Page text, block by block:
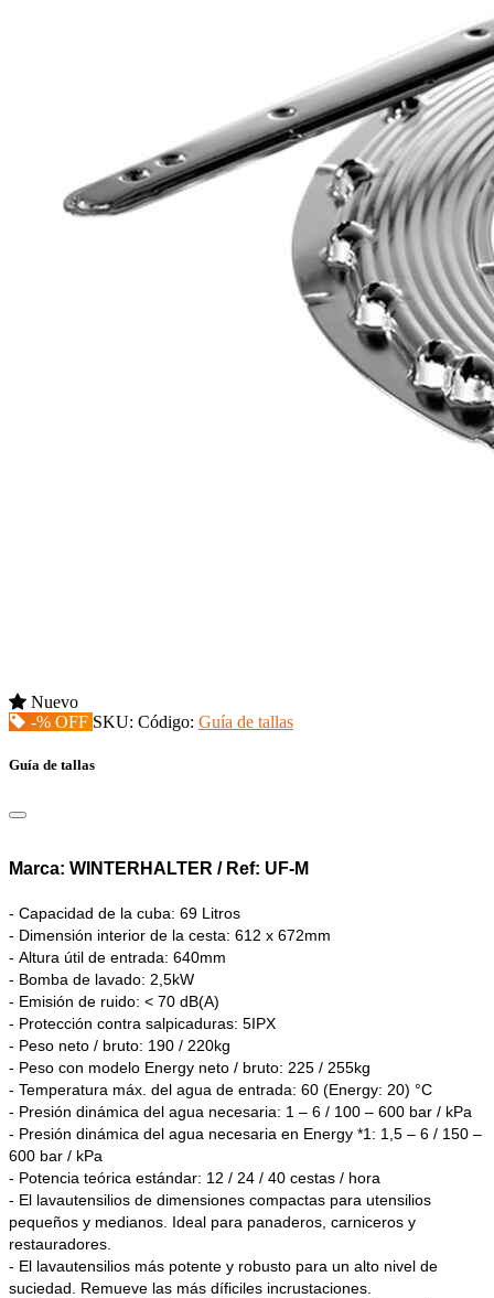
Nuevo
-% OFF SKU: Código: Guía de tallas
Guía de tallas
Marca: WINTERHALTER / Ref: UF-M
- Capacidad de la cuba: 69 Litros
- Dimensión interior de la cesta: 612 x 672mm
- Altura útil de entrada: 640mm
- Bomba de lavado: 2,5kW
- Emisión de ruido: < 70 dB(A)
- Protección contra salpicaduras: 5IPX
- Peso neto / bruto: 190 / 220kg
- Peso con modelo Energy neto / bruto: 225 / 255kg
- Temperatura máx. del agua de entrada: 60 (Energy: 20) °C
- Presión dinámica del agua necesaria: 1 – 6 / 100 – 600 bar / kPa
- Presión dinámica del agua necesaria en Energy *1: 1,5 – 6 / 150 –
600 bar / kPa
- Potencia teórica estándar: 12 / 24 / 40 cestas / hora
- El lavautensilios de dimensiones compactas para utensilios
pequeños y medianos. Ideal para panaderos, carniceros y
restauradores.
- El lavautensilios más potente y robusto para un alto nivel de
suciedad. Remueve las más díficiles incrustaciones.